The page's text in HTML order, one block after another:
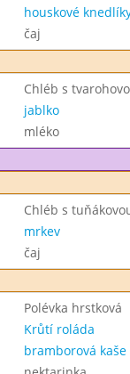
houskové
čaj
Chléb s
jablko
mléko
Chléb s
mrkev
čaj
Polévka hrstková
Krůtí roláda
bramborová kaše